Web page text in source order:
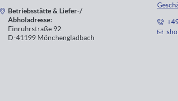
Betriebsstätte & Liefer-/
Abholadresse:
Einruhrstraße 92
D-41199 Mönchengladbach